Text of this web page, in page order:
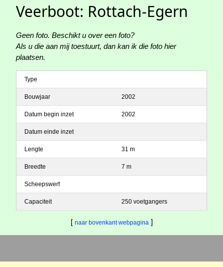
Veerboot: Rottach-Egern
Geen foto. Beschikt u over een foto?
Als u die aan mij toestuurt, dan kan ik die foto hier
plaatsen.
Type
Bouwjaar 2002
Datum begin inzet 2002
Datum einde inzet
Lengte 31 m
Breedte 7 m
Scheepswerf
Capaciteit 250 voetgangers
[ naar bovenkant webpagina ]